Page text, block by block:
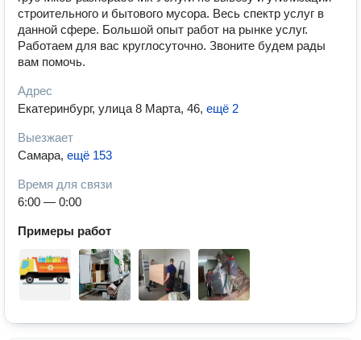
строительного и бытового мусора. Весь спектр услуг в
данной сфере. Большой опыт работ на рынке услуг.
Работаем для вас круглосуточно. Звоните будем рады
вам помочь.
Адрес
Екатеринбург, улица 8 Марта, 46, ещё 2
Выезжает
Самара, ещё 153
Время для связи
6:00 — 0:00
Примеры работ